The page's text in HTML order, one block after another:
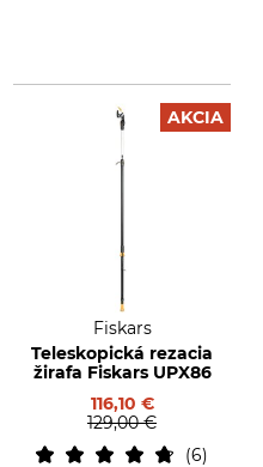
AKCIA
Fiskars
Teleskopická rezacia
žirafa Fiskars UPX86
116,10 €
129,00 €
6